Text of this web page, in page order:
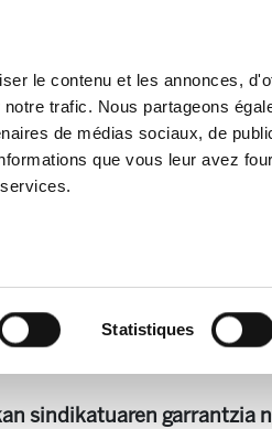
le contenu et les annonces,
trafic. Nous partageons
de médias sociaux, de
que vous leur avez
Statistiques
sindikatuaren garrantzia